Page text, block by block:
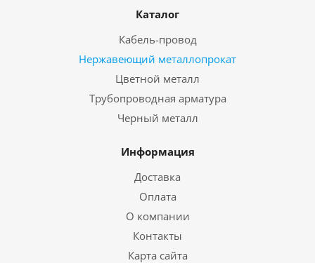
Каталог
Кабель-провод
Нержавеющий металлопрокат
Цветной металл
Трубопроводная арматура
Черный металл
Информация
Доставка
Оплата
О компании
Контакты
Карта сайта